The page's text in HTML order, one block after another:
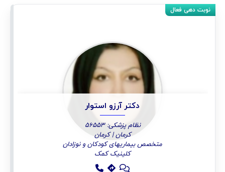
دکتر آرزو استوار
نظام پزشکی: 56553
کرمان | کرمان
متخصص بیماریهای کودکان و نوزادان
کلینیک کمک